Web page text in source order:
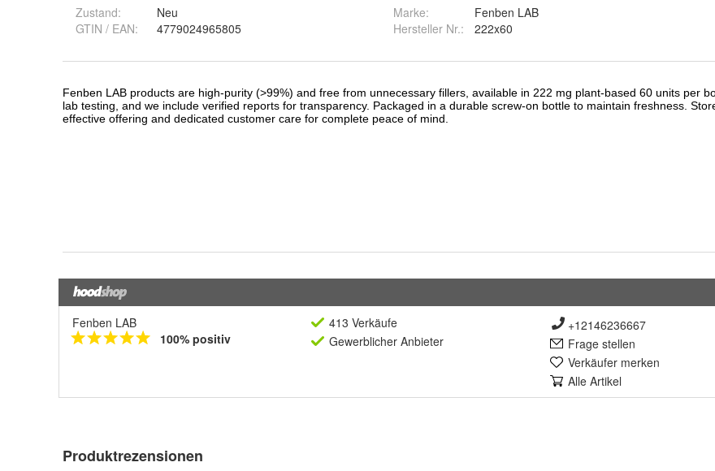
Zustand:
Neu
GTIN / EAN:
4779024965805
Marke:
Fenben LAB
Hersteller Nr.:
222x60
Fenben LAB
100% positiv
413 Verkäufe
Gewerblicher Anbieter
+12146236667
Frage stellen
Verkäufer merken
Alle Artikel
Produktrezensionen